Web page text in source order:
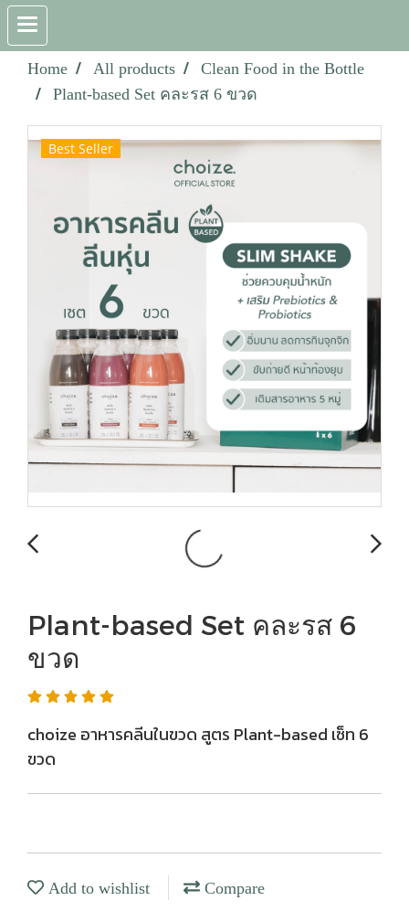
Home All products
Clean Food in the Bottle
Plant-based Set คละรส 6 ขวด
Best Seller
Plant-based Set คละรส 6
ขวด
choize อาหารคลีนในขวด สูตร Plant-based เซ็ท 6
ขวด
Add to wishlist Compare